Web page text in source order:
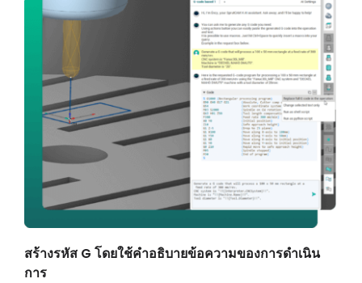
สร้างรหัส G โดยใช้คำอธิบายข้อความของการดำเนิน
การ